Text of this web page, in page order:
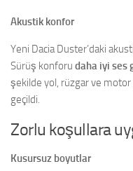
Akustik konfor
Yeni Dacia Duster’daki
Sürüş konforu daha iyi ses
şekilde yol, rüzgar ve
geçildi.
Zorlu koşullara
Kusursuz boyutlar